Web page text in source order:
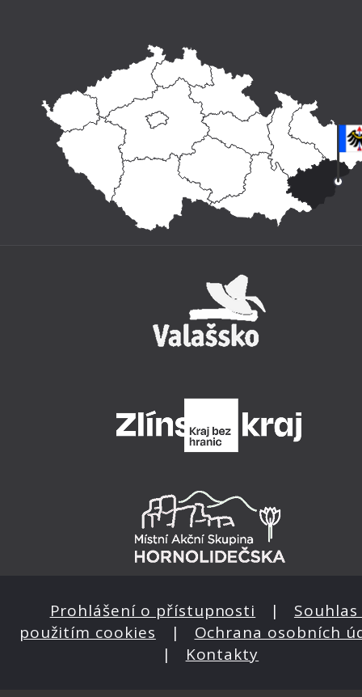
Prohlášení o přístupnosti | Souhlas
použitím cookies | Ochrana osobních
| Kontakty